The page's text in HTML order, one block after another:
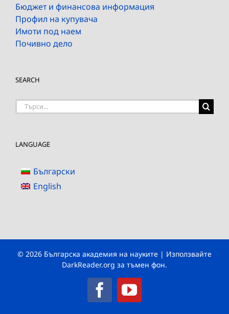
Бюджет и финансова информация
Профил на купувача
Имоти под наем
Почивно дело
SEARCH
Търсене
LANGUAGE
Български
English
© 2026 Българска академия на науките | Използвайте
DarkReader.org за тъмен фон.
FacebookYouTube